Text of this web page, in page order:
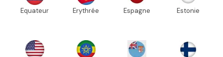
Equateur Erythrée Espagne Estonie